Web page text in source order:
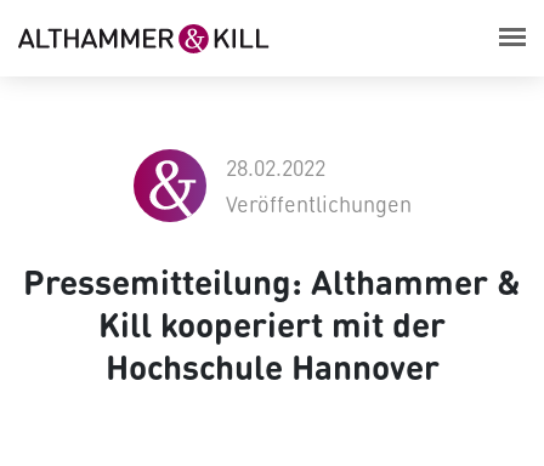
28.02.2022
Veröffentlichungen
Pressemitteilung: Althammer &
Kill kooperiert mit der
Hochschule Hannover